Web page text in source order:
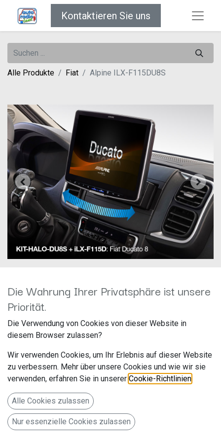
Kontaktieren Sie uns
Alle Produkte Fiat Alpine ILX-F115DU8S
Alpine ILX-F115DU8S
Hersteller: Alpine
ALPS Alpine Europe GmbH
Ohmstr. 4
85716 Unterschleißheim
Deutschland www.alpine.de
Alpine ILX-F115DU8S Autoradio mit schwenkbarem 11-Zoll
Die Wahrung Ihrer Privatsphäre ist unsere
Priorität.
Die Verwendung von Cookies von dieser Website in
diesem Browser zulassen?
Wir verwenden Cookies, um Ihr Erlebnis auf dieser Website
zu verbessern. Mehr über unsere Cookies und wie wir sie
verwenden, erfahren Sie in unserer Cookie-Richtlinien
Alle Cookies zulassen
Nur essenzielle Cookies zulassen